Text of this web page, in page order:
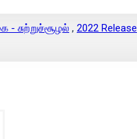
- சுற்றுச்சூழல் , 2022 Release